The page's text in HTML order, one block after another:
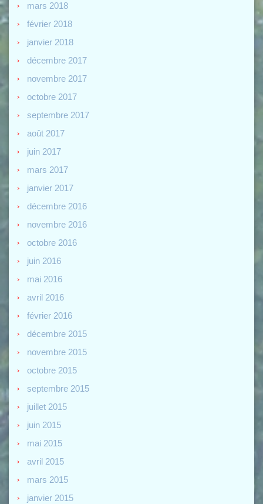
mars 2018
février 2018
janvier 2018
décembre 2017
novembre 2017
octobre 2017
septembre 2017
août 2017
juin 2017
mars 2017
janvier 2017
décembre 2016
novembre 2016
octobre 2016
juin 2016
mai 2016
avril 2016
février 2016
décembre 2015
novembre 2015
octobre 2015
septembre 2015
juillet 2015
juin 2015
mai 2015
avril 2015
mars 2015
janvier 2015